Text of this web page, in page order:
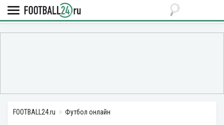
FOOTBALL24.ru Футбол онлайн